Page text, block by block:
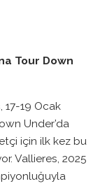
Tour Down
17-19 Ocak
Under’da
için ilk kez bu
Vallieres, 2025